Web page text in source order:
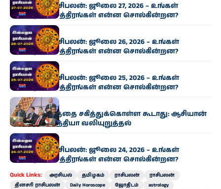
இன்றைய ராசிபலன்: ஜூலை 27, 2026 – உங்கள்
அதிர்ஷ்ட நட்சத்திரங்கள் என்ன சொல்கின்றன?
ராசிபலன்
இன்றைய ராசிபலன்: ஜூலை 26, 2026 – உங்கள்
அதிர்ஷ்ட நட்சத்திரங்கள் என்ன சொல்கின்றன?
ராசிபலன்
இன்றைய ராசிபலன்: ஜூலை 25, 2026 – உங்கள்
அதிர்ஷ்ட நட்சத்திரங்கள் என்ன சொல்கின்றன?
இந்தியா
பயங்கரவாதத்தை சகித்துக்கொள்ள கூடாது: ஆசியான்
கூட்டத்தில் இந்தியா வலியுறுத்தல்
ராசிபலன்
இன்றைய ராசிபலன்: ஜூலை 24, 2026 – உங்கள்
அதிர்ஷ்ட நட்சத்திரங்கள் என்ன சொல்கின்றன?
Quick Links: அரசியல் தமிழகம் ராசிபலன்
ராசிபலன்
தினசரி ராசிபலன்
Daily Horoscope ஜோதிடம்
astrology